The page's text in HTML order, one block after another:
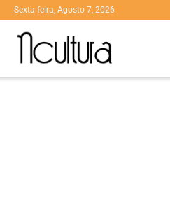
Sexta-feira, Agosto 7, 2026